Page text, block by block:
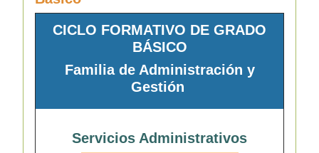
CICLO FORMATIVO DE GRADO
BÁSICO
Familia de Administración y
Gestión
Servicios Administrativos